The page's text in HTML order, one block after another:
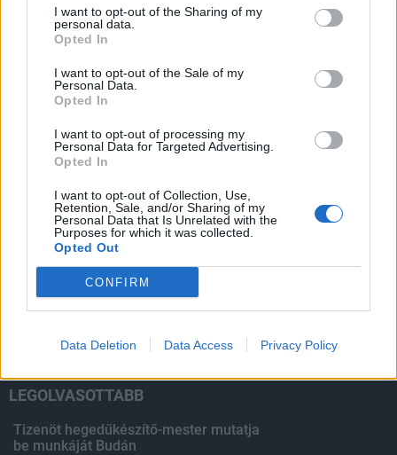
I want to opt-out of the Sharing of my
personal data.
Opted In
I want to opt-out of the Sale of my
Personal Data.
Opted In
I want to opt-out of processing my
Personal Data for Targeted Advertising.
Opted In
I want to opt-out of Collection, Use,
Retention, Sale, and/or Sharing of my
Personal Data that Is Unrelated with the
Purposes for which it was collected.
Opted Out
CONFIRM
Data Deletion Data Access Privacy Policy
Fából épül Budakeszi új óvodája
HIRDETÉS
HIRDETÉS
LEGOLVASOTTABB
Tizenöt hegedűkészítő-mester mutatja
be munkáját Budán